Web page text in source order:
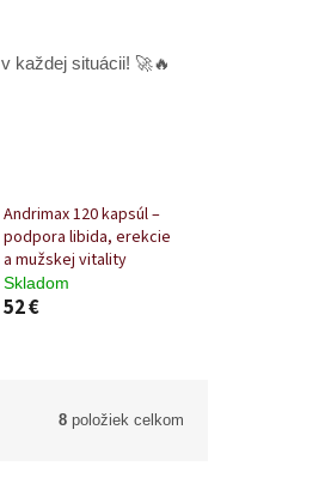
v každej situácii! 🚀🔥
Andrimax 120 kapsúl –
podpora libida, erekcie
a mužskej vitality
Skladom
52 €
8 položiek celkom